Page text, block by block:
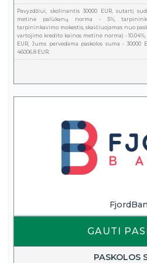
Pavyzdžiui, skolinantis 30000 EUR, sutartį
metinė palūkanų norma - 5%,
tarpininkavimo mokestis, skaičiuojamas nuo
vartojimo kredito kainos metinė norma) -
EUR, Jums pervedama paskolos suma - 30000
46006.8 EUR.
GAUTI
PASKOLOS